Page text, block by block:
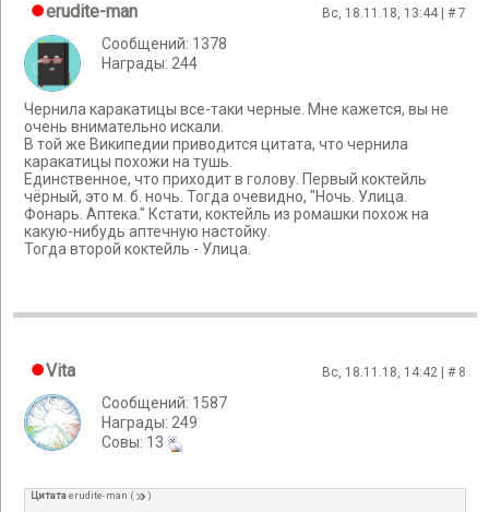
erudite-man Вс, 18.11.18, 13:44 | #7
Сообщений: 1378
Награды: 244
Чернила каракатицы все-таки черные. Мне кажется, вы не
очень внимательно искали.
В той же Википедии приводится цитата, что чернила
каракатицы похожи на тушь.
Единственное, что приходит в голову. Первый коктейль
чёрный, это м. б. ночь. Тогда очевидно, "Ночь. Улица.
Фонарь. Аптека." Кстати, коктейль из ромашки похож на
какую-нибудь аптечную настойку.
Тогда второй коктейль - Улица.
Vita Вс, 18.11.18, 14:42 | # 8
Сообщений: 1587
Награды: 249
Cовы: 13
Цитатаerudite-man ( )